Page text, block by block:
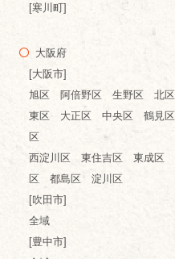
[寒川町]
大阪府
[大阪市]
旭区 阿倍野区 生野区 北
東区 大正区 中央区 鶴見
区
西淀川区 東住吉区 東成
区 都島区 淀川区
[吹田市]
全域
[豊中市]